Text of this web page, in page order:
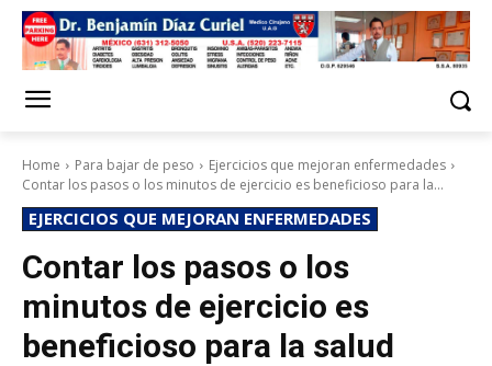
Home Para bajar de peso
Ejercicios que mejoran enfermedades
Contar los pasos o los minutos de ejercicio es beneficioso para la...
EJERCICIOS QUE MEJORAN ENFERMEDADES
Contar los pasos o los
minutos de ejercicio es
beneficioso para la salud